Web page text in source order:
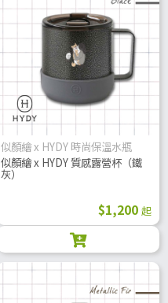
似顏繪 x HYDY 時尚保溫水瓶
似顏繪 x HYDY 質感露營杯（鐵
灰）
$1,200 起